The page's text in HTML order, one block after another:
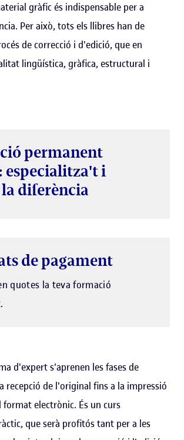
gràfic és indispensable per a
Per això, tots els llibres han de
de correcció i d'edició, que en
lingüística, gràfica, estructural i
permanent
especialitza't i
diferència
de pagament
quotes la teva formació
d'expert s'aprenen les fases de
recepció de l'original fins a la impressió
electrònic. És un curs
que serà profitós tant per a les